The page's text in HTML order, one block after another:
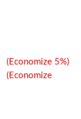
(Economize 5%)
(Economize